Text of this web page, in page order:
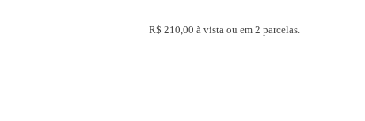
R$ 210,00 à vista ou em 2 parcelas.